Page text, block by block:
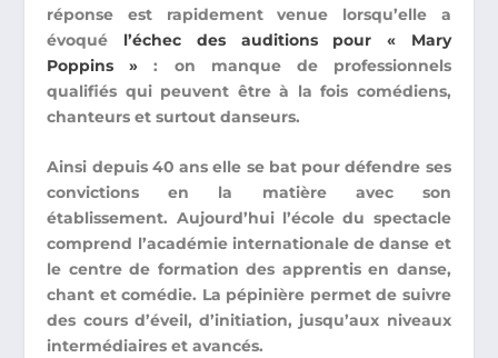
réponse est rapidement venue lorsqu’elle a
évoqué l’échec des auditions pour « Mary
Poppins » : on manque de professionnels
qualifiés qui peuvent être à la fois comédiens,
chanteurs et surtout danseurs.
Ainsi depuis 40 ans elle se bat pour défendre ses
convictions en la matière avec son
établissement. Aujourd’hui l’école du spectacle
comprend l’académie internationale de danse et
le centre de formation des apprentis en danse,
chant et comédie. La pépinière permet de suivre
des cours d’éveil, d’initiation, jusqu’aux niveaux
intermédiaires et avancés.